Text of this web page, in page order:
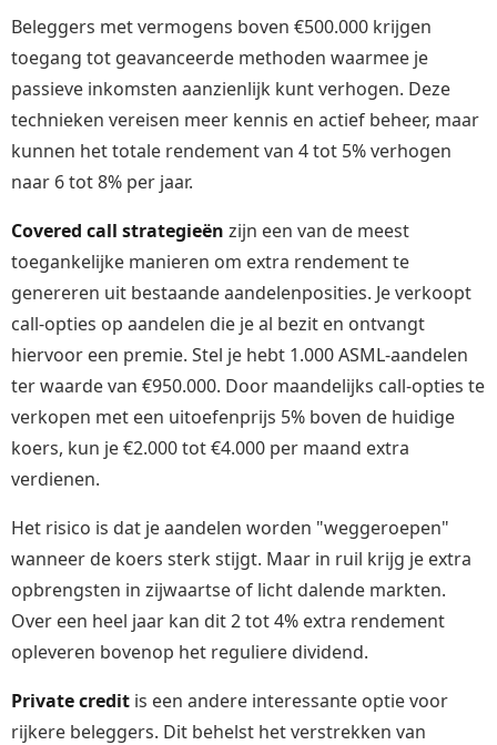
Beleggers met vermogens boven €500.000 krijgen
toegang tot geavanceerde methoden waarmee je
passieve inkomsten aanzienlijk kunt verhogen. Deze
technieken vereisen meer kennis en actief beheer, maar
kunnen het totale rendement van 4 tot 5% verhogen
naar 6 tot 8% per jaar.
Covered call strategieën zijn een van de meest
toegankelijke manieren om extra rendement te
genereren uit bestaande aandelenposities. Je verkoopt
call-opties op aandelen die je al bezit en ontvangt
hiervoor een premie. Stel je hebt 1.000 ASML-aandelen
ter waarde van €950.000. Door maandelijks call-opties te
verkopen met een uitoefenprijs 5% boven de huidige
koers, kun je €2.000 tot €4.000 per maand extra
verdienen.
Het risico is dat je aandelen worden "weggeroepen"
wanneer de koers sterk stijgt. Maar in ruil krijg je extra
opbrengsten in zijwaartse of licht dalende markten.
Over een heel jaar kan dit 2 tot 4% extra rendement
opleveren bovenop het reguliere dividend.
Private credit is een andere interessante optie voor
rijkere beleggers. Dit behelst het verstrekken van